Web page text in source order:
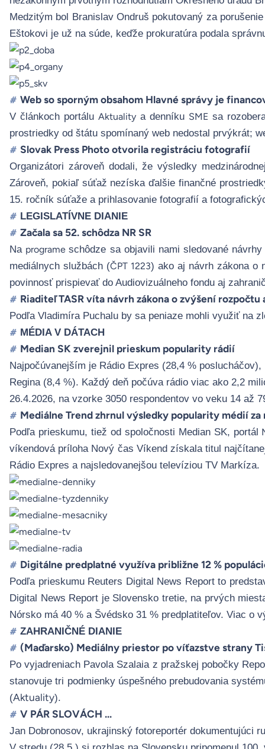
Medzitým bol Branislav Ondruš pokutovaný za
Eštokovi je už na súde, keďže prokuratúra podala
# Web so sporným obsahom Hlavné správy je
V článkoch portáluAktuality a denníku SME sa
prostriedky od štátu spomínaný web nedostal prvýkrát;
# Slovak Press Photo otvorila registráciu fotografií
Organizátori zároveň dodali, že výsledky
Zároveň, pokiaľ súťaž nezíska ďalšie finančné
15. ročník súťaže a prihlasovanie fotografií a
# LEGISLATÍVNE DIANIE
# Začala sa 52. schôdza NR SR
Na programeschôdze sa objavili nami sledované
mediálnych službách (ČPT 1223) ako aj návrh zákona o
povinnosť prispievať do Audiovizuálneho fondu aj
# Riaditeľ TASR víta návrh zákona o zvýšení rozpočtu
Podľa Vladimíra Puchalu by sa peniaze mohli využiť na
# MÉDIA V DÁTACH
# Median SK zverejnil prieskum popularity rádií
Najpočúvanejším je Rádio Expres (28,4 %
Regina (8,4 %). Každý deň počúva rádio viac ako 2,2
26.4.2026, na vzorke 3050 respondentov vo veku 14 až
# Mediálne Trend zhrnul výsledky popularity médií za
Podľa prieskumu, tiež od spoločnosti Median SK, portál
víkendová príloha Nový čas Víkend získala titul
Rádio Expres a najsledovanejšou televíziou TV Markíza.
# Digitálne predplatné využíva približne 12 %
Podľa prieskumu Reuters Digital News Report to
Digital News Report je Slovensko tretie, na prvých
Nórsko má 40 % a Švédsko 31 % predplatiteľov. Viac o
# ZAHRANIČNÉ DIANIE
# (Maďarsko) Mediálny priestor po víťazstve strany
Po vyjadreniach Pavola Szalaia z pražskej pobočky
stanovuje tri podmienky úspešného prebudovania
(Aktuality).
# V PÁR SLOVÁCH …
Jan Dobronosov, ukrajinský fotoreportér dokumentujúci